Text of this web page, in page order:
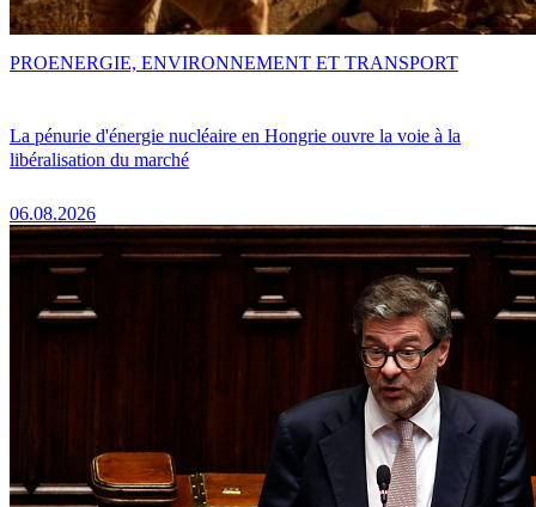
La pénurie d'énergie nucléaire en Hongrie ouvre la voie à la
libéralisation du marché
06.08.2026
PROENERGIE, ENVIRONNEMENT ET TRANSPORT